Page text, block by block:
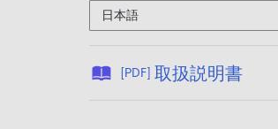
日本語
[PDF] 取扱説明書公